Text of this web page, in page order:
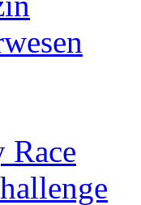
Race